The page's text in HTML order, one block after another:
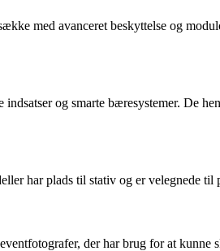
med avanceret beskyttelse og
og smarte bæresystemer. De
har plads til stativ og er velegnede til
der har brug for at kunne